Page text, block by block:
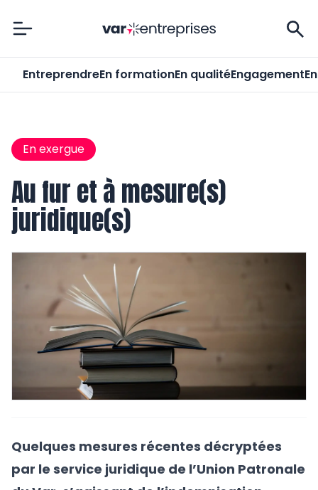
Var-Entreprises
EntreprendreEn formationEn qualitéEngagement
En exergue
Au fur et à mesure(s)
juridique(s)
Quelques mesures récentes décryptées
par le service juridique de l’Union Patronale